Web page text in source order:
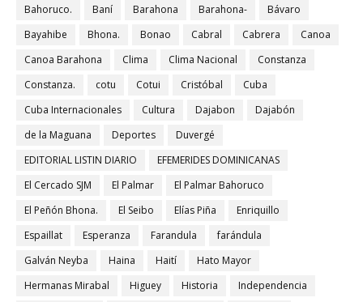
Bahoruco.
Baní Barahona Barahona-
Bávaro
Bayahibe
Bhona. Bonao Cabral Cabrera
Canoa
Canoa Barahona
Clima Clima Nacional
Constanza
Constanza.
cotu Cotui Cristóbal
Cuba
Cuba Internacionales
Cultura Dajabon
Dajabón
de la Maguana
Deportes
Duvergé
EDITORIAL LISTIN DIARIO
EFEMERIDES DOMINICANAS
El Cercado SJM
El Palmar
El Palmar Bahoruco
El Peñón Bhona.
El Seibo Elías Piña
Enriquillo
Espaillat
Esperanza Farandula
farándula
Galván Neyba
Haina Haití
Hato Mayor
Hermanas Mirabal
Higuey Historia
Independencia